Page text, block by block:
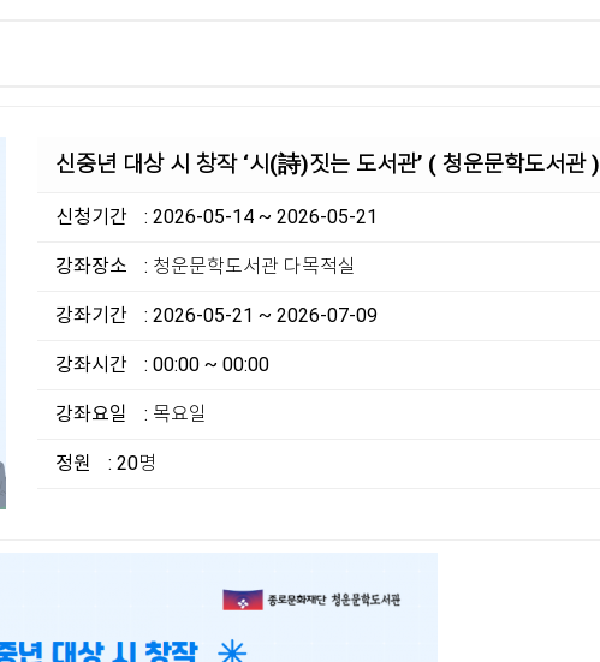
신중년 대상 시 창작 ‘시(詩)짓는 도서관’ ( 청운문학도서관 )
신청기간 : 2026-05-14 ~ 2026-05-21
강좌장소 : 청운문학도서관 다목적실
강좌기간 : 2026-05-21 ~ 2026-07-09
강좌시간 : 00:00 ~ 00:00
강좌요일 : 목요일
정원 : 20명